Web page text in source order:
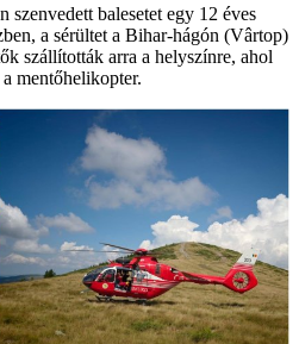
balesetet egy 12 éves
a sérültet a Bihar-hágón (Vârtop)
szállították arra a helyszínre, ahol
mentőhelikopter.